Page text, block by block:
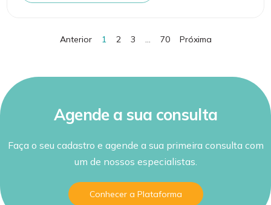
Anterior 1 2 3 … 70 Próxima
Agende a sua consulta
Faça o seu cadastro e agende a sua primeira consulta com
um de nossos especialistas.
Conhecer a Plataforma